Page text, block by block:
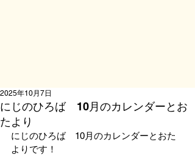
にじのひろば 10月のカレンダーとお
たより
2025年10月7日
にじのひろば　10月のカレンダーとおた
よりです！